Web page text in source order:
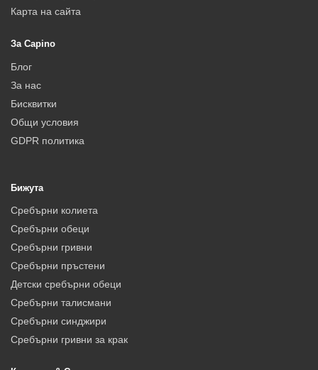
Карта на сайта
За Capino
Блог
За нас
Бисквитки
Общи условия
GDPR политика
Бижута
Сребърни колиета
Сребърни обеци
Сребърни гривни
Сребърни пръстени
Детски сребърни обеци
Сребърни талисмани
Сребърни синджири
Сребърни гривни за крак